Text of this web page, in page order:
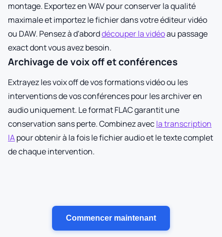
montage. Exportez en WAV pour conserver la qualité
maximale et importez le fichier dans votre éditeur vidéo
ou DAW. Pensez à d'aborddécouper la vidéoau passage
exact dont vous avez besoin.
Archivage de voix off et conférences
Extrayez les voix off de vos formations vidéo ou les
interventions de vos conférences pour les archiver en
audio uniquement. Le format FLAC garantit une
conservation sans perte. Combinez avecla transcription
IApour obtenir à la fois le fichier audio et le texte complet
de chaque intervention.
Commencer maintenant